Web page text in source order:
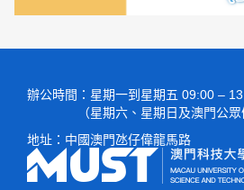
辦公時間 ：星期一到星期五 09:00 –
（星期六、星期日及澳門公眾
地址： 中國澳門氹仔偉龍馬路